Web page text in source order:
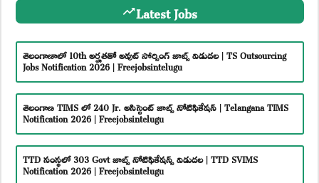
Latest Jobs
తెలంగాణాలో 10th అర్హతతో అవుట్ సోర్సింగ్ జాబ్స్ విడుదల | TS Outsourcing
Jobs Notification 2026 | Freejobsintelugu
తెలంగాణ TIMS లో 240 Jr. అసిస్టెంట్ జాబ్స్ నోటిఫికేషన్ | Telangana TIMS
Notification 2026 | Freejobsintelugu
TTD సంస్థలో 303 Govt జాబ్స్ నోటిఫికేషన్స్ విడుదల | TTD SVIMS
Notification 2026 | Freejobsintelugu